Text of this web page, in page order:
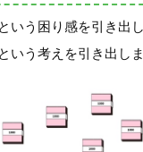
いう困り感を引き出
という考えを引き